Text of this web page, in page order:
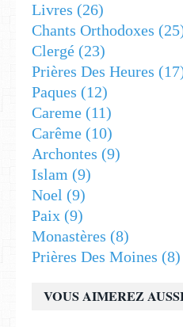
VOUS AIMEREZ
Livres (26)
Chants Orthodoxes
Clergé (23)
Prières Des Heures
Paques (12)
Careme (11)
Carême (10)
Archontes (9)
Islam (9)
Noel (9)
Paix (9)
Monastères (8)
Prières Des Moines (8)